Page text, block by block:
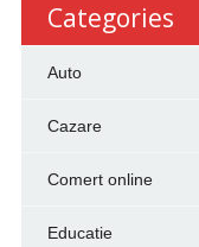
Categories
Auto
Cazare
Comert online
Educatie